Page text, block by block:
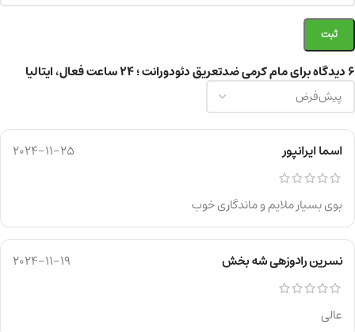
6 دیدگاه برای مام کرمی ضدتعریق دئودورانت ؛ 24 ساعت فعال، ایتالیا
اسما ایرانپور 2024-11-25
بوی بسیار ملایم و ماندگاری خوب
نسرین رادوزهی شه بخش 2024-11-19
عالی